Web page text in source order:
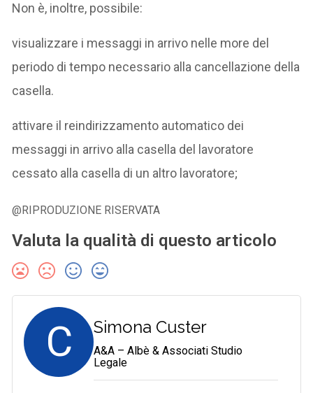
Non è, inoltre, possibile:
visualizzare i messaggi in arrivo nelle more del
periodo di tempo necessario alla cancellazione della
casella.
attivare il reindirizzamento automatico dei
messaggi in arrivo alla casella del lavoratore
cessato alla casella di un altro lavoratore;
@RIPRODUZIONE RISERVATA
Valuta la qualità di questo articolo
C Simona Custer
A&A – Albè & Associati Studio
Legale